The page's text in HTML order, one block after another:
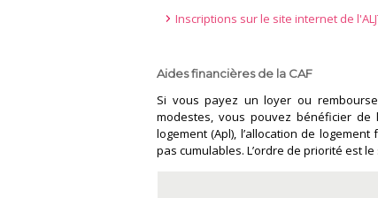
Inscriptions sur le site internet de
Aides financières de la CAF
Si vous payez un loyer ou
modestes, vous pouvez bénéficier de
logement (Apl), l’allocation de
pas cumulables. L’ordre de priorité est le